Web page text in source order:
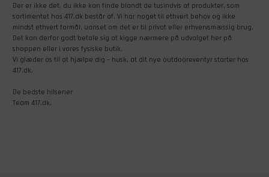
Der er ikke det, du ikke kan finde blandt de tusindvis af produkter, som
sortimentet hos 417.dk består af. Vi har noget til ethvert behov og ikke
mindst ethvert formål, uanset om det er til privat eller erhvervsmæssig brug.
Det kan derfor godt betale sig at kigge nærmere på udvalget her på
shoppen eller i vores fysiske butik.
Vi glæder os til at hjælpe dig – husk, at dit nye outdooreventyr starter hos
417.dk.
De bedste hilsener
Team 417.dk.